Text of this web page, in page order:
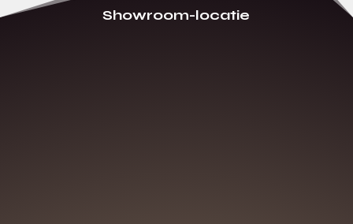
Showroom-locatie